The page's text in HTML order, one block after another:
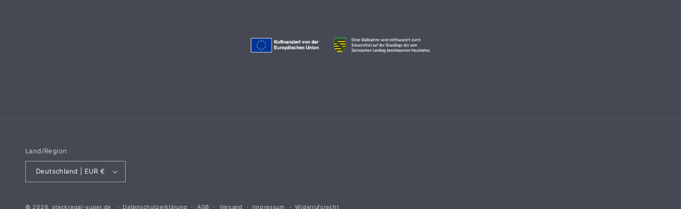
Land/Region
Deutschland | EUR €
© 2026, steckregal-super.de Datenschutzerklärung AGB Versand Impressum Widerrufsrecht